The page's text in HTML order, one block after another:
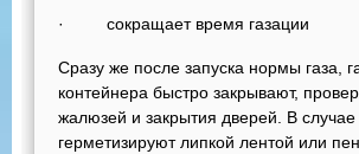
· сокращает время газации
Сразу же после запуска нормы газа,
контейнера быстро закрывают,
жалюзей и закрытия дверей. В
герметизируют липкой лентой или